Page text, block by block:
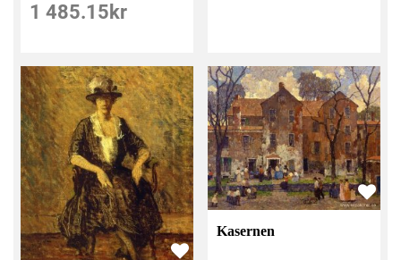
1 485.15 kr
Kasernen